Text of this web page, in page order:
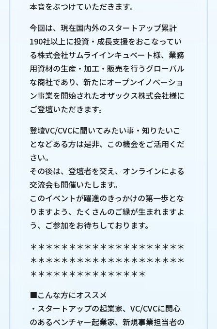
本音をぶつけていただきます。
今回は、現在国内外のスタートアップ累計
190社以上に投資・成長支援をおこなってい
る株式会社サムライインキュベート様、業務
用資材の生産・加工・販売を行うグローバル
な商社であり、新たにオープンイノベーショ
ン事業を開始されたオザックス株式会社様に
ご登壇いただきます。
登壇VC/CVCに聞いてみたい事・知りたいこ
となどある方は是非、この機会をご活用くだ
さい。
その後は、登壇者を交え、オンラインによる
交流会も開催いたします。
このイベントが躍進のきっかけの第一歩とな
りますよう、たくさんのご縁が生まれますよ
う、ご参加をお待ちしております。
＊＊＊＊＊＊＊＊＊＊＊＊＊＊＊＊＊＊＊＊
＊＊＊＊＊＊＊＊＊＊＊＊＊＊＊＊＊＊＊＊
＊＊＊＊＊＊＊＊＊＊＊＊＊＊＊
■こんな方にオススメ
・スタートアップの起業家、VC/CVCに関心
のあるベンチャー起業家、新規事業担当者の